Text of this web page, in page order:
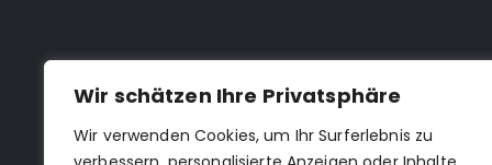
Wir schätzen Ihre Privatsphäre
Wir verwenden Cookies, um Ihr Surferlebnis zu